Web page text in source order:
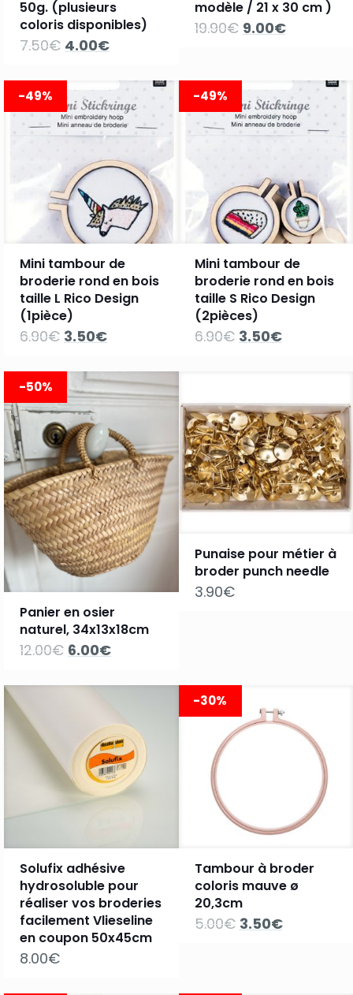
50g. (plusieurs
coloris disponibles)
7.50€ Le
était :
7.50€.
4.00€Le
est :
4.00€.
modèle / 21 x 30 cm )
19.90€ Le
19.90€.
9.00€Le
9.00€.
-49%
Mini tambour de
broderie rond en bois
taille L Rico Design
(1pièce)
6.90€ Le
était :
6.90€.
3.50€Le
est :
3.50€.
-49%
Mini tambour de
broderie rond en bois
taille S Rico Design
(2pièces)
6.90€ Le
3.50€Le
-50%
Panier en osier
naturel, 34x13x18cm
12.00€ Le
était :
6.00€Le
Punaise pour métier à
broder punch needle
3.90€
Solufix adhésive
hydrosoluble pour
réaliser vos broderies
facilement Vlieseline
en coupon 50x45cm
8.00€
-30%
Tambour à broder
coloris mauve ø
20,3cm
5.00€ Le
3.50€Le